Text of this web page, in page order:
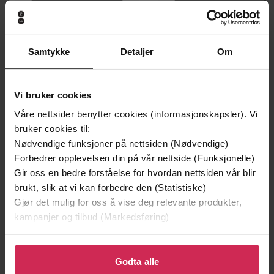
Samtykke Detaljer Om
Vi bruker cookies
Våre nettsider benytter cookies (informasjonskapsler). Vi
bruker cookies til:
Nødvendige funksjoner på nettsiden (Nødvendige)
Forbedrer opplevelsen din på vår nettside (Funksjonelle)
Gir oss en bedre forståelse for hvordan nettsiden vår blir
brukt, slik at vi kan forbedre den (Statistiske)
Gjør det mulig for oss å vise deg relevante produkter,
kampanjer og tilbud (Markedsføring)
Klikk på «Godta alle» for å gi oss ditt samtykke til å
bruke cookies for alle disse formålene. Du kan også
Godta alle
179,-
Rivertongåten
Jørn Lier Horst
EBOK
179,-
Esmeraldagåten
Jørn Lier Horst